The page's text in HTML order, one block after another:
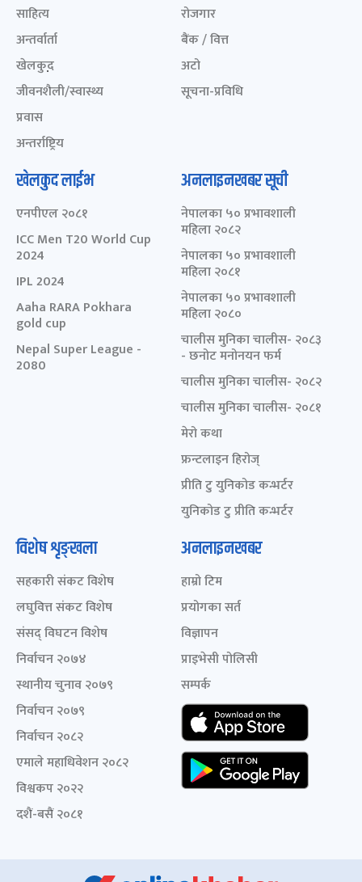
साहित्य
अन्तर्वार्ता
खेलकुद़़
जीवनशैली/स्वास्थ्य
प्रवास
अन्तर्राष्ट्रिय
रोजगार
बैंक / वित्त
अटो
सूचना-प्रविधि
खेलकुद लाईभ
एनपीएल २०८१
ICC Men T20 World Cup
2024
IPL 2024
Aaha RARA Pokhara
gold cup
Nepal Super League -
2080
अनलाइनखबर सूची
नेपालका ५० प्रभावशाली
महिला २०८२
नेपालका ५० प्रभावशाली
महिला २०८१
नेपालका ५० प्रभावशाली
महिला २०८०
चालीस मुनिका चालीस- २०८३
- छनोट मनोनयन फर्म
चालीस मुनिका चालीस- २०८२
चालीस मुनिका चालीस- २०८१
मेरो कथा
फ्रन्टलाइन हिरोज्
प्रीति टु युनिकोड कन्भर्टर
युनिकोड टु प्रीति कन्भर्टर
विशेष शृङ्खला
सहकारी संकट विशेष
लघुवित्त संकट विशेष
संसद् विघटन विशेष
निर्वाचन २०७४
स्थानीय चुनाव २०७९
निर्वाचन २०७९
निर्वाचन २०८२
एमाले महाधिवेशन २०८२
विश्वकप २०२२
दशैं-बसैं २०८१
अनलाइनखबर
हाम्रो टिम
प्रयोगका सर्त
विज्ञापन
प्राइभेसी पोलिसी
सम्पर्क